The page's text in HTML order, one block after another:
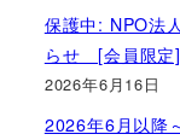
保護中: NPO法
らせ [会員限定]
2026年6月16日
2026年6月以降